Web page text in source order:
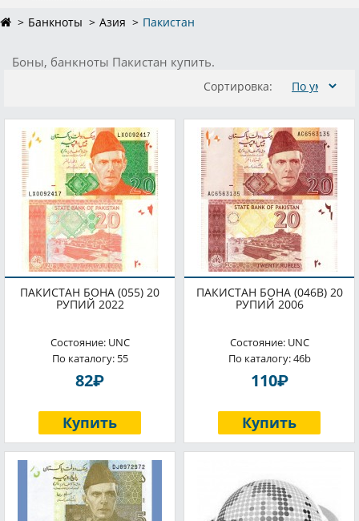
Банкноты Азия Пакистан
Боны, банкноты Пакистан купить.
Сортировка:
ПАКИСТАН БОНА (055) 20
РУПИЙ 2022
Состояние: UNC
По каталогу: 55
82P
Купить
ПАКИСТАН БОНА (046B) 20
РУПИЙ 2006
Состояние: UNC
По каталогу: 46b
110P
Купить